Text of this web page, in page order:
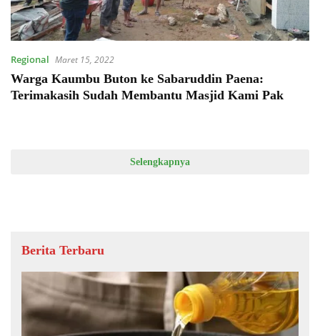
Regional Maret 15, 2022
Warga Kaumbu Buton ke Sabaruddin Paena:
Terimakasih Sudah Membantu Masjid Kami Pak
Selengkapnya
Berita Terbaru